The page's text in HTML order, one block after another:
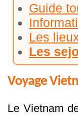
Guide
Les
Les
Voyage
Le Vietnam